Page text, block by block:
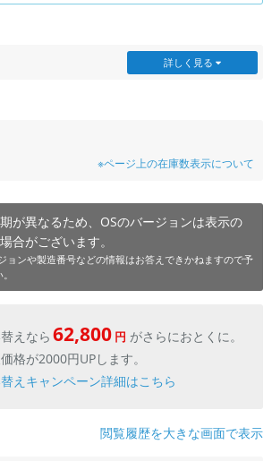
詳しく見る
※ページ上の在庫数表示について
が異なるため、OSのバージョンは表示の
合がございます。
ョンや製造番号などの情報はお答えできかねますので予
えなら 62,800 円 がさらにおとくに。
格が2000円UPします。
えキャンペーン詳細はこちら
閲覧履歴を大きな画面で表示
年 月 から
年 月 まで
ります。